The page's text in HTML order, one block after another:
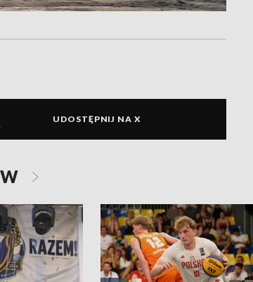
UDOSTĘPNIJ NA X